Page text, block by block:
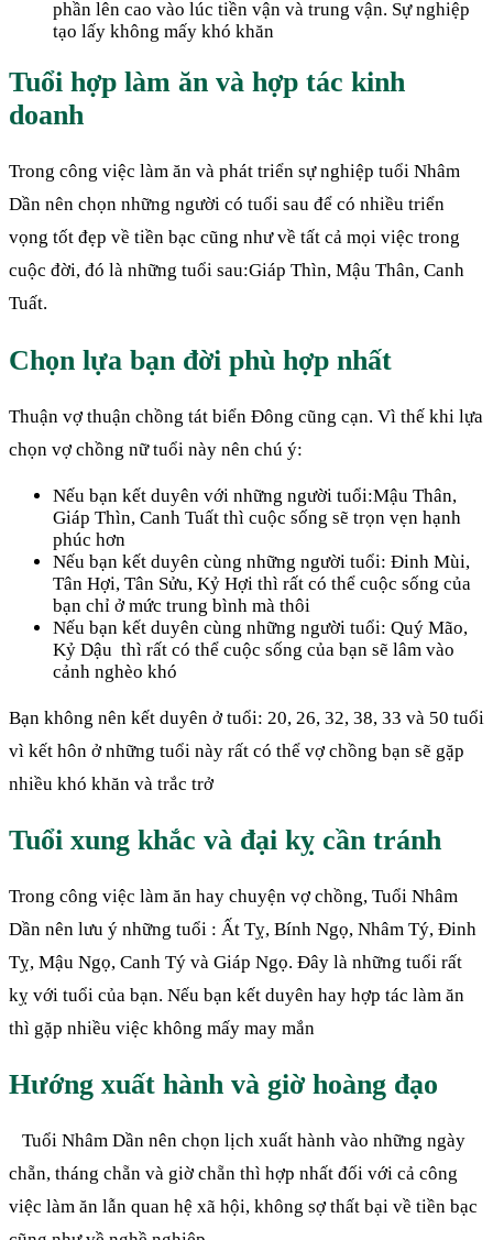
phần lên cao vào lúc tiền vận và trung vận. Sự nghiệp
tạo lấy không mấy khó khăn
Tuổi hợp làm ăn và hợp tác kinh
doanh
Trong công việc làm ăn và phát triển sự nghiệp tuổi Nhâm
Dần nên chọn những người có tuổi sau để có nhiều triển
vọng tốt đẹp về tiền bạc cũng như về tất cả mọi việc trong
cuộc đời, đó là những tuổi sau:Giáp Thìn, Mậu Thân, Canh
Tuất.
Chọn lựa bạn đời phù hợp nhất
Thuận vợ thuận chồng tát biển Đông cũng cạn. Vì thế khi lựa
chọn vợ chồng nữ tuổi này nên chú ý:
Nếu bạn kết duyên với những người tuổi:Mậu Thân,
Giáp Thìn, Canh Tuất thì cuộc sống sẽ trọn vẹn hạnh
phúc hơn
Nếu bạn kết duyên cùng những người tuổi: Đinh Mùi,
Tân Hợi, Tân Sửu, Kỷ Hợi thì rất có thể cuộc sống của
bạn chỉ ở mức trung bình mà thôi
Nếu bạn kết duyên cùng những người tuổi: Quý Mão,
Kỷ Dậu thì rất có thể cuộc sống của bạn sẽ lâm vào
cảnh nghèo khó
Bạn không nên kết duyên ở tuổi: 20, 26, 32, 38, 33 và 50 tuổi
vì kết hôn ở những tuổi này rất có thể vợ chồng bạn sẽ gặp
nhiều khó khăn và trắc trở
Tuổi xung khắc và đại kỵ cần tránh
Trong công việc làm ăn hay chuyện vợ chồng, Tuổi Nhâm
Dần nên lưu ý những tuổi : Ất Tỵ, Bính Ngọ, Nhâm Tý, Đinh
Tỵ, Mậu Ngọ, Canh Tý và Giáp Ngọ. Đây là những tuổi rất
kỵ với tuổi của bạn. Nếu bạn kết duyên hay hợp tác làm ăn
thì gặp nhiều việc không mấy may mắn
Hướng xuất hành và giờ hoàng đạo
Tuổi Nhâm Dần nên chọn lịch xuất hành vào những ngày
chẵn, tháng chẵn và giờ chẵn thì hợp nhất đối với cả công
việc làm ăn lẫn quan hệ xã hội, không sợ thất bại về tiền bạc